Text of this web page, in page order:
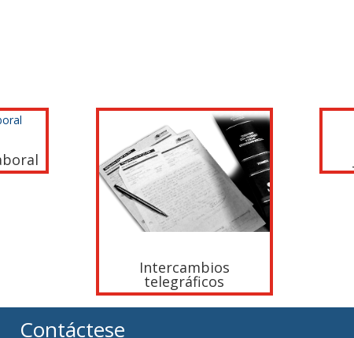
Intercambios
telegráficos
Contáctese